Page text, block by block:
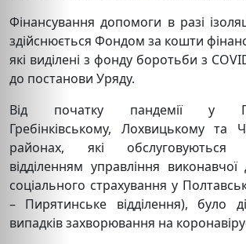
Фінансування допомоги в разі
здійснюється Фондом за кошти
які виділені з фонду боротьби з
до постанови Уряду.
Від початку пандемії у
Гребінківському, Лохвицькому та
районах, які обслуговуються
відділенням управління виконавчої
соціального страхування у
– Пирятинське відділення), було
випадків захворювання на